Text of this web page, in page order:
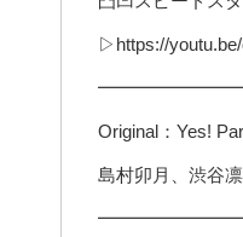
▷https://
Original：Yes!
島村卯月、渋谷